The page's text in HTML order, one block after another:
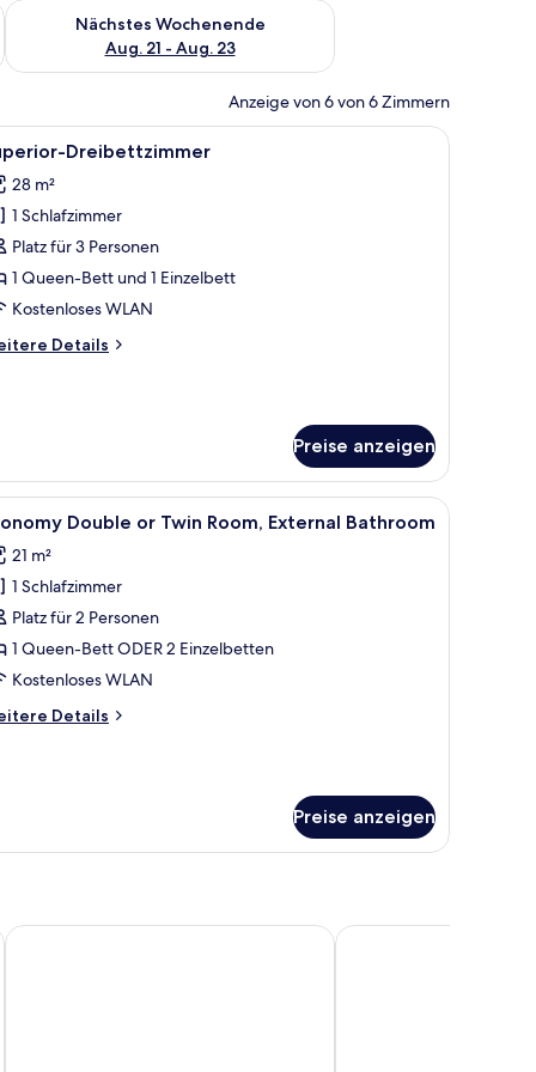
Aug. 14 - Aug. 16.
Nächstes Wochenende
Aug. 21 - Aug. 23
Überprüfe die Verfügbarkeit für nächstes Wochenende, Aug.
Anzeige von 6 von 6 Zimmern
Babybetten, kostenloses WLAN, Bettwäsche
Superior-Dreibettzimmer | Minibar,
9 Dreibettzimmer
28 m²
1 Schlafzimmer
Platz für 3 Personen
1 Queen-Bett und 1 Einzelbett
Kostenloses WLAN
Details
Preise anzeigen
Babybetten, kostenloses WLAN, BettwäscheEconomy Double or Twin Room, External
12 Double or Twin Room, External Bathroom
21 m²
1 Schlafzimmer
Platz für 2 Personen
1 Queen-Bett ODER 2 Einzelbetten
Kostenloses WLAN
Details
Preise anzeigen
Avanti Hotel Brno Hotel and Apartments